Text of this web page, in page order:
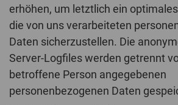
erhöhen, um letztlich ein
die von uns verarbeiteten
Daten sicherzustellen. Die
Server-Logfiles werden getrennt
betroffene Person angegebenen
personenbezogenen Daten